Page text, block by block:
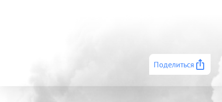
Поделиться